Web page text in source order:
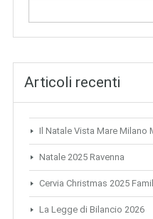
Articoli recenti
Il Natale Vista Mare Milano
Natale 2025 Ravenna
Cervia Christmas 2025
La Legge di Bilancio 2026